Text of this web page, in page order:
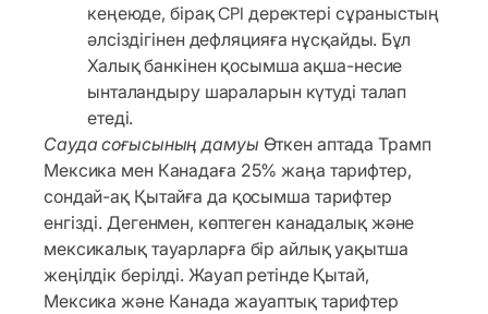
кеңеюде, бірақ CPI деректері сұраныстың
әлсіздігінен дефляцияға нұсқайды. Бұл
Халық банкінен қосымша ақша-несие
ынталандыру шараларын күтуді талап
етеді.
Сауда соғысының дамуы Өткен аптада Трамп
Мексика мен Канадаға 25% жаңа тарифтер,
сондай-ақ Қытайға да қосымша тарифтер
енгізді. Дегенмен, көптеген канадалық және
мексикалық тауарларға бір айлық уақытша
жеңілдік берілді. Жауап ретінде Қытай,
Мексика және Канада жауаптық тарифтер